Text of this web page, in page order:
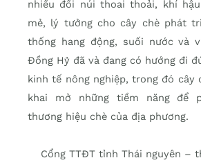
nhiều đồi núi thoai thoải, khí
mẻ, lý tưởng cho cây chè phát
thống hang động, suối nước và
Đồng Hỷ đã và đang có hướng đi
kinh tế nông nghiệp, trong đó cây
khai mở những tiềm năng để
thương hiệu chè của địa phương.
Cổng TTĐT tỉnh Thái nguyên –